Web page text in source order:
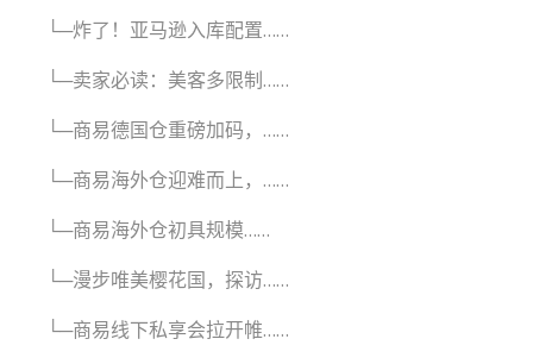
└─炸了！亚马逊入库配置……
└─卖家必读：美客多限制……
└─商易德国仓重磅加码，……
└─商易海外仓迎难而上，……
└─商易海外仓初具规模……
└─漫步唯美樱花国，探访……
└─商易线下私享会拉开帷……